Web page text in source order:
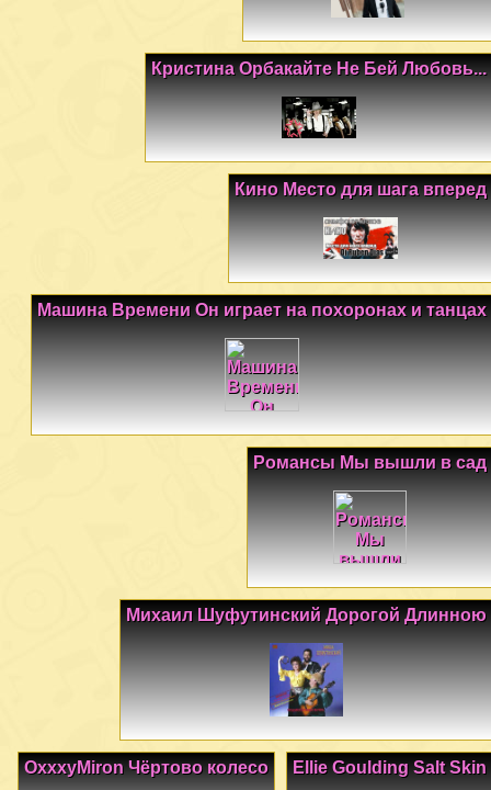
Кристина Орбакайте Не Бей Любовь...
Кино Место для шага вперед
Машина Времени Он играет на похоронах и танцах
Романсы Мы вышли в сад
Михаил Шуфутинский Дорогой Длинною
Ellie Goulding Salt Skin
OxxxyMiron Чёртово колесо